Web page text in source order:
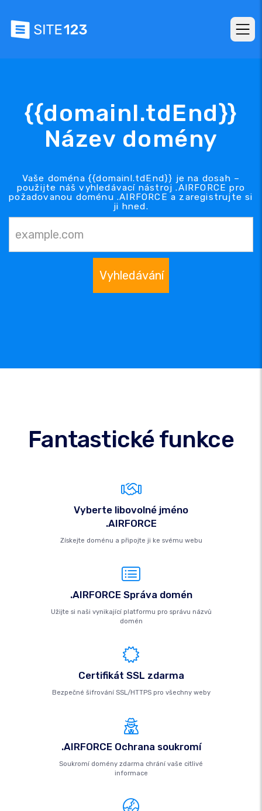
{{domainl.tdEnd}}
Název domény
Vaše doména {{domainl.tdEnd}} je na dosah –
použijte náš vyhledávací nástroj .AIRFORCE pro
požadovanou doménu .AIRFORCE a zaregistrujte si
ji hned.
Vyhledávání
Fantastické funkce
Vyberte libovolné jméno
.AIRFORCE
Získejte doménu a připojte ji ke svému webu
.AIRFORCE Správa domén
Užijte si naši vynikající platformu pro správu názvů
domén
Certifikát SSL zdarma
Bezpečné šifrování SSL/HTTPS pro všechny weby
.AIRFORCE Ochrana soukromí
Soukromí domény zdarma chrání vaše citlivé
informace